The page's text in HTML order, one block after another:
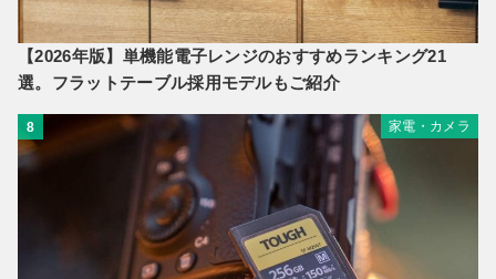
【2026年版】単機能電子レンジのおすすめランキング21
選。フラットテーブル採用モデルもご紹介
8 家電・カメラ